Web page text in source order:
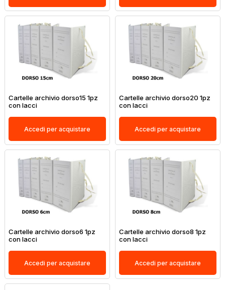
Cartelle archivio dorso15 1pz
con lacci
Accedi per acquistare
Cartelle archivio dorso20 1pz
con lacci
Accedi per acquistare
Cartelle archivio dorso6 1pz
con lacci
Accedi per acquistare
Cartelle archivio dorso8 1pz
con lacci
Accedi per acquistare